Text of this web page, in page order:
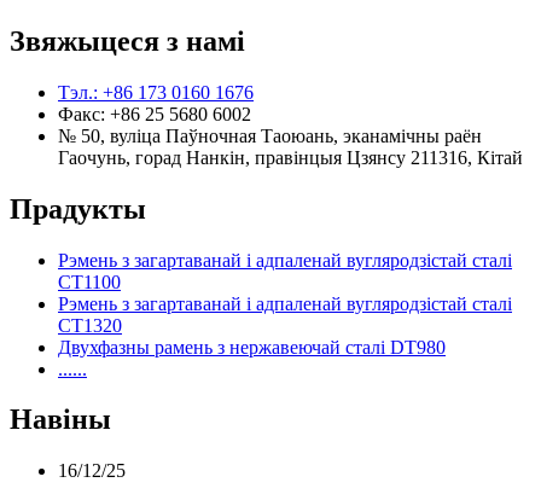
Звяжыцеся з намі
Тэл.: +86 173 0160 1676
Факс: +86 25 5680 6002
№ 50, вуліца Паўночная Таоюань, эканамічны раён
Гаочунь, горад Нанкін, правінцыя Цзянсу 211316, Кітай
Прадукты
Рэмень з загартаванай і адпаленай вугляродзістай сталі
CT1100
Рэмень з загартаванай і адпаленай вугляродзістай сталі
CT1320
Двухфазны рамень з нержавеючай сталі DT980
......
Навіны
16/12/25